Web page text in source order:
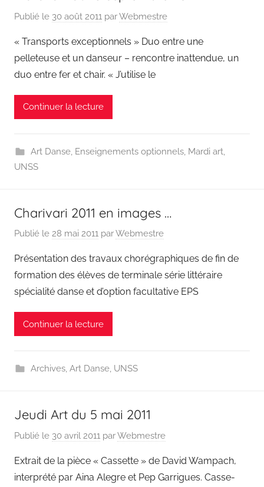
Publié le 30 août 2011 parWebmestre
« Transports exceptionnels » Duo entre une
pelleteuse et un danseur – rencontre inattendue, un
duo entre fer et chair. « J’utilise le
Continuer la lecture
Art Danse, Enseignements optionnels, Mardi art,
UNSS
Charivari 2011 en images …
Publié le 28 mai 2011 parWebmestre
Présentation des travaux chorégraphiques de fin de
formation des élèves de terminale série littéraire
spécialité danse et d’option facultative EPS
Continuer la lecture
Archives, Art Danse, UNSS
Jeudi Art du 5 mai 2011
Publié le 30 avril 2011 parWebmestre
Extrait de la pièce « Cassette » de David Wampach,
interprété par Aina Alegre et Pep Garrigues. Casse-